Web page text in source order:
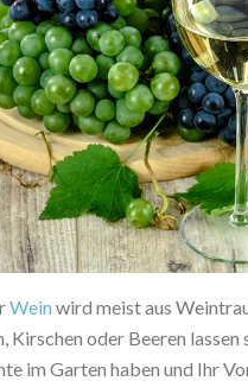
Wein wird meist aus
Kirschen oder Beeren
im Garten haben und Ihr